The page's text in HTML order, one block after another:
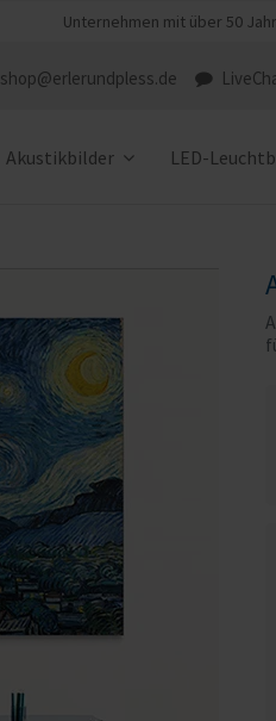
Unternehmen mit über 50
shop@erlerundpless.de
Akustikbilder LED-